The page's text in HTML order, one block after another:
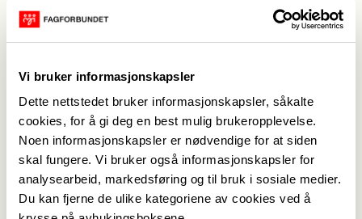
Vi bruker informasjonskapsler
Dette nettstedet bruker informasjonskapsler, såkalte
cookies, for å gi deg en best mulig brukeropplevelse.
Noen informasjonskapsler er nødvendige for at siden
skal fungere. Vi bruker også informasjonskapsler for
analysearbeid, markedsføring og til bruk i sosiale medier.
Du kan fjerne de ulike kategoriene av cookies ved å
Fagforbundet, Terje Skyvulstad i
Utdanningsforbundet og Trond Ellefsen i Delta.
Fagforbundet tar ut 276 nye medlemmer og
Utdanningsforbundet 236, noe som vil føre til at
flere barnehager må stenge driften helt. Det nye
uttaket har flest i Oslo og Bergen. I tillegg er
Bærum, Sandnes, Trondheim, Bodø, Ullensaker og
Øygarden med i neste ukes opptrapping. Delta tar